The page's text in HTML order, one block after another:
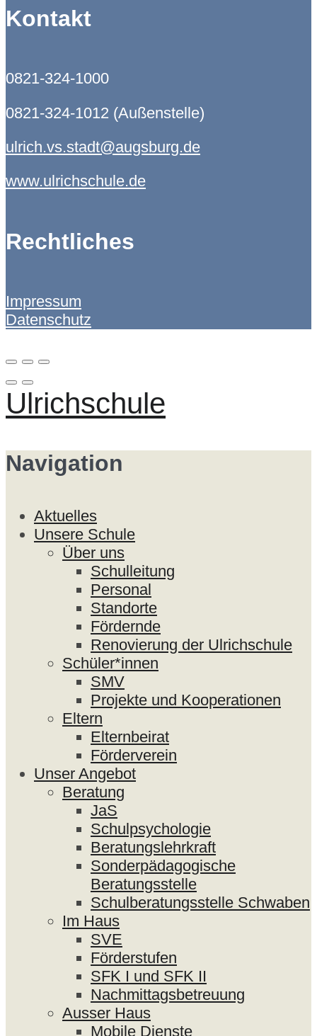
Kontakt
0821-324-1000
0821-324-1012 (Außenstelle)
ulrich.vs.stadt@augsburg.de
www.ulrichschule.de
Rechtliches
Impressum
Datenschutz
Ulrichschule
Navigation
Aktuelles
Unsere Schule
Über uns
Schulleitung
Personal
Standorte
Fördernde
Renovierung der Ulrichschule
Schüler*innen
SMV
Projekte und Kooperationen
Eltern
Elternbeirat
Förderverein
Unser Angebot
Beratung
JaS
Schulpsychologie
Beratungslehrkraft
Sonderpädagogische
Beratungsstelle
Schulberatungsstelle Schwaben
Im Haus
SVE
Förderstufen
SFK I und SFK II
Nachmittagsbetreuung
Ausser Haus
Mobile Dienste